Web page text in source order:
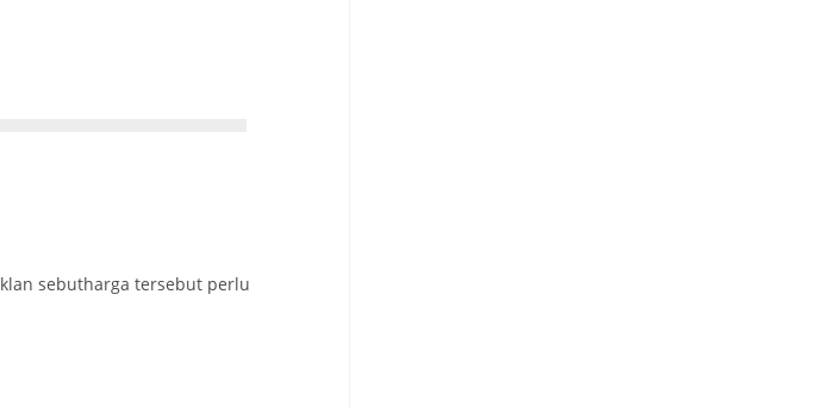
sebutharga tersebut perlu